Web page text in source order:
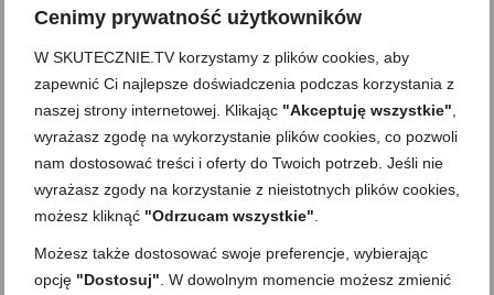
Cenimy prywatność użytkowników
W SKUTECZNIE.TV korzystamy z plików cookies, aby
zapewnić Ci najlepsze doświadczenia podczas korzystania z
naszej strony internetowej. Klikając "Akceptuję wszystkie"
wyrażasz zgodę na wykorzystanie plików cookies, co pozwoli
nam dostosować treści i oferty do Twoich potrzeb. Jeśli nie
wyrażasz zgody na korzystanie z nieistotnych plików cookies,
możesz kliknąć "Odrzucam wszystkie"
Możesz także dostosować swoje preferencje, wybierając
opcję "Dostosuj" . W dowolnym momencie możesz zmienić